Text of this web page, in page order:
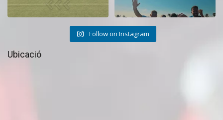
Follow on Instagram
Ubicació